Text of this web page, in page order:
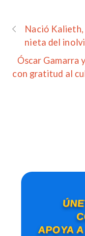
Nació Kalieth,
nieta del
Óscar Gamarra
con gratitud al
APOYA